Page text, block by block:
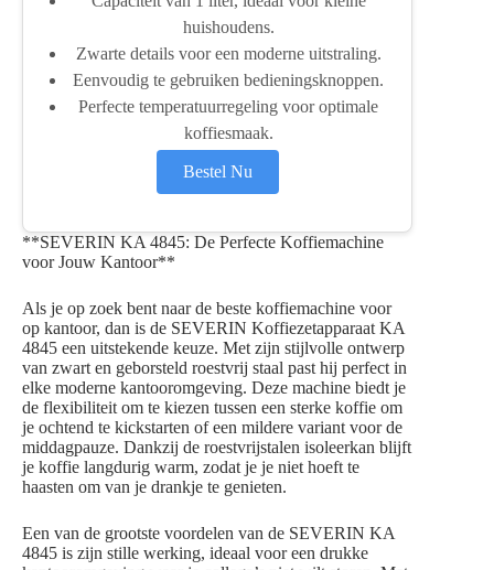
huishoudens.
Zwarte details voor een moderne uitstraling.
Eenvoudig te gebruiken bedieningsknoppen.
Perfecte temperatuurregeling voor optimale
koffiesmaak.
Bestel Nu
**SEVERIN KA 4845: De Perfecte Koffiemachine
voor Jouw Kantoor**
Als je op zoek bent naar de beste koffiemachine voor
op kantoor, dan is de SEVERIN Koffiezetapparaat KA
4845 een uitstekende keuze. Met zijn stijlvolle ontwerp
van zwart en geborsteld roestvrij staal past hij perfect in
elke moderne kantooromgeving. Deze machine biedt je
de flexibiliteit om te kiezen tussen een sterke koffie om
je ochtend te kickstarten of een mildere variant voor de
middagpauze. Dankzij de roestvrijstalen isoleerkan blijft
je koffie langdurig warm, zodat je je niet hoeft te
haasten om van je drankje te genieten.
Een van de grootste voordelen van de SEVERIN KA
4845 is zijn stille werking, ideaal voor een drukke